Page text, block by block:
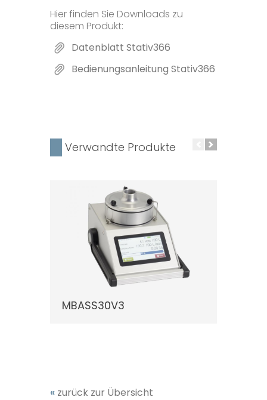
Hier finden Sie Downloads zu
diesem Produkt:
Datenblatt Stativ366
Bedienungsanleitung Stativ366
Verwandte Produkte
MBASS30V3
« zurück zur Übersicht